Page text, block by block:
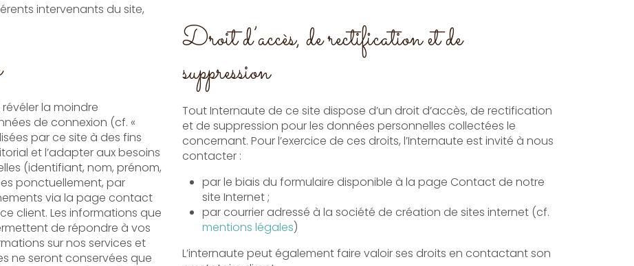
intervenants du site,
la moindre
de connexion (cf. «
par ce site à des fins
(identifiant, nom, prénom,
ponctuellement, par
via la page contact
de répondre à vos
sur nos services et
Droit d’accès, de rectification et de
suppression
Tout Internaute de ce site dispose d’un droit d’accès, de rectification
et de suppression pour les données personnelles collectées le
concernant. Pour l’exercice de ces droits, l’Internaute est invité à nous
contacter :
par le biais du formulaire disponible à la page Contact de notre
site Internet ;
par courrier adressé à la société de création de sites internet (cf.
mentions légales)
L’internaute peut également faire valoir ses droits en contactant son